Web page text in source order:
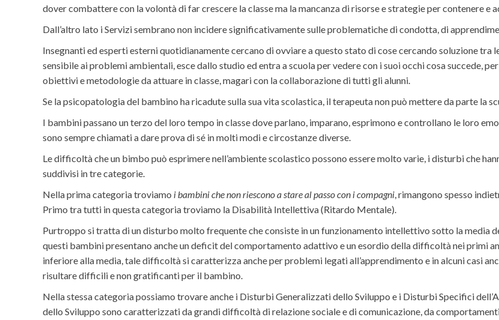
dover combattere con la volontà di far crescere la classe ma la mancanza di risorse e strategie per contenere
Dall’altro lato i Servizi sembrano non incidere significativamente sulle problematiche di condotta, di
Insegnanti ed esperti esterni quotidianamente cercano di ovviare a questo stato di cose cercando soluzione
sensibile ai problemi ambientali, esce dallo studio ed entra a scuola per vedere con i suoi occhi cosa succede,
obiettivi e metodologie da attuare in classe, magari con la collaborazione di tutti gli alunni.
Se la psicopatologia del bambino ha ricadute sulla sua vita scolastica, il terapeuta non può mettere da parte la
I bambini passano un terzo del loro tempo in classe dove parlano, imparano, esprimono e controllano le loro
sono sempre chiamati a dare prova di sé in molti modi e circostanze diverse.
Le difficoltà che un bimbo può esprimere nell’ambiente scolastico possono essere molto varie, i disturbi che
suddivisi in tre categorie.
Nella prima categoria troviamo i bambini che non riescono a stare al passo con i compagni, rimangono spesso
Primo tra tutti in questa categoria troviamo la Disabilità Intellettiva (Ritardo Mentale).
Purtroppo si tratta di un disturbo molto frequente che consiste in un funzionamento intellettivo sotto la media
questi bambini presentano anche un deficit del comportamento adattivo e un esordio della difficoltà nei primi
inferiore alla media, tale difficoltà si caratterizza anche per problemi legati all’apprendimento e in alcuni casi
risultare difficili e non gratificanti per il bambino.
Nella stessa categoria possiamo trovare anche i Disturbi Generalizzati dello Sviluppo e i Disturbi Specifici
dello Sviluppo sono caratterizzati da grandi difficoltà di relazione sociale e di comunicazione, da